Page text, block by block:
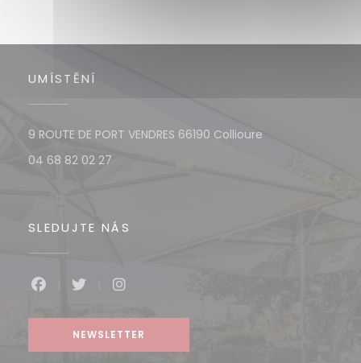
UMÍSTĚNÍ
9 ROUTE DE PORT VENDRES 66190 Collioure
04 68 82 02 27
SLEDUJTE NÁS
Facebook ((otevře se v novém okně))
NEWSLETTER